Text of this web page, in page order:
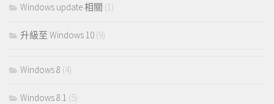
Windows update 相關 (1)
升級至 Windows 10 (9)
Windows 8 (4)
Windows 8.1 (5)